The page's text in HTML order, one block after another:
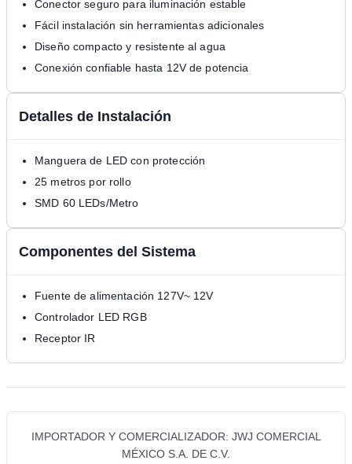
Conector seguro para iluminación estable
Fácil instalación sin herramientas adicionales
Diseño compacto y resistente al agua
Conexión confiable hasta 12V de potencia
Detalles de Instalación
Manguera de LED con protección
25 metros por rollo
SMD 60 LEDs/Metro
Componentes del Sistema
Fuente de alimentación 127V~ 12V
Controlador LED RGB
Receptor IR
IMPORTADOR Y COMERCIALIZADOR: JWJ COMERCIAL
MÉXICO S.A. DE C.V.